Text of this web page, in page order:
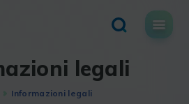
legali
Informazioni legali